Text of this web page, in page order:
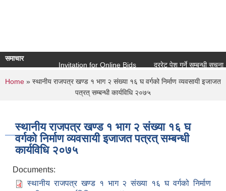
समाचार
Invitation for Online Bids
दररेट पेश गर्ने सम्बन्धी सूचना (
You are here
Home » स्थानीय राजपत्र खण्ड १ भाग २ संख्या १६ घ वर्गको निर्माण व्यवसायी इजाजत
पत्रत् सम्बन्धी कार्यविधि २०७५
स्थानीय राजपत्र खण्ड १ भाग २ संख्या १६ घ
वर्गको निर्माण व्यवसायी इजाजत पत्रत् सम्बन्धी
कार्यविधि २०७५
Documents:
स्थानीय राजपत्र खण्ड १ भाग २ संख्या १६ घ वर्गको निर्माण